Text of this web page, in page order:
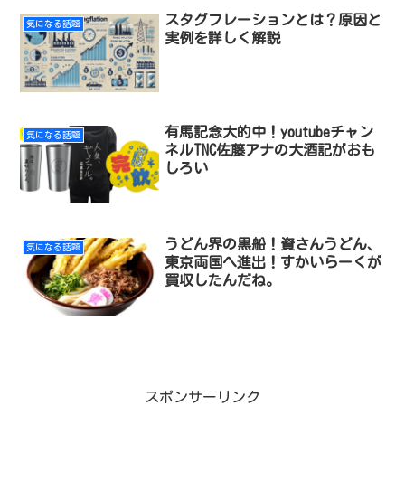
気になる話題
スタグフレーションとは？原因と
実例を詳しく解説
気になる話題
有馬記念大的中！youtubeチャン
ネルTNC佐藤アナの大酒記がおも
しろい
気になる話題
うどん界の黒船！資さんうどん、
東京両国へ進出！すかいらーくが
買収したんだね。
スポンサーリンク